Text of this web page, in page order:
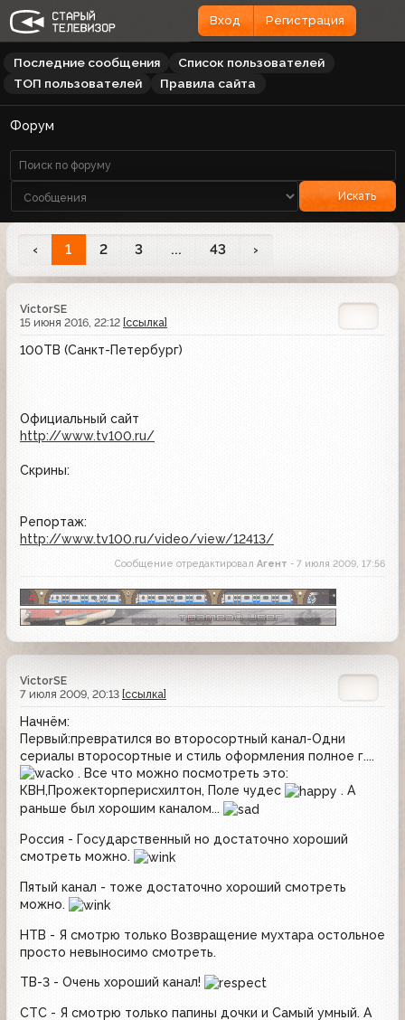
Вход Регистрация
Последние сообщения
Список пользователей
ТОП пользователей
Правила сайта
Форум
Искать
‹ 1 2 3 ... 43 ›
VictorSE
15 июня 2016, 22:12 [ссылка]
100ТВ (Санкт-Петербург)
Официальный сайт
http://www.tv100.ru/
Скрины:
Репортаж:
http://www.tv100.ru/video/view/12413/
Сообщение отредактировал Агент - 7 июля 2009, 17:56
VictorSE
7 июля 2009, 20:13 [ссылка]
Начнём:
Первый:превратился во второсортный канал-Одни
сериалы второсортные и стиль оформления полное г....
. Все что можно посмотреть это:
КВН,Прожекторперисхилтон, Поле чудес
. А
раньше был хорошим каналом...
Россия - Государственный но достаточно хороший
смотреть можно.
Пятый канал - тоже достаточно хороший смотреть
можно.
НТВ - Я смотрю только Возвращение мухтара остольное
просто невыносимо смотреть.
ТВ-3 - Очень хороший канал!
СТС - Я смотрю только папины дочки и Самый умный. А